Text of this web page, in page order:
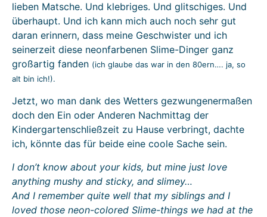
lieben Matsche. Und klebriges. Und glitschiges. Und
überhaupt. Und ich kann mich auch noch sehr gut
daran erinnern, dass meine Geschwister und ich
seinerzeit diese neonfarbenen Slime-Dinger ganz
großartig fanden (ich glaube das war in den 80ern…. ja, so
alt bin ich!).
Jetzt, wo man dank des Wetters gezwungenermaßen
doch den Ein oder Anderen Nachmittag der
Kindergartenschließzeit zu Hause verbringt, dachte
ich, könnte das für beide eine coole Sache sein.
I don’t know about your kids, but mine just love
anything mushy and sticky, and slimey…
And I remember quite well that my siblings and I
loved those neon-colored Slime-things we had at the